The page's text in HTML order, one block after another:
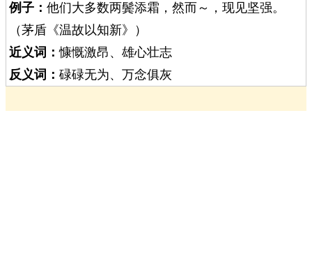
例子： 他们大多数两鬓添霜，然而～，现见坚强。
（茅盾《温故以知新》）
近义词：慷慨激昂、雄心壮志
反义词： 碌碌无为、万念俱灰